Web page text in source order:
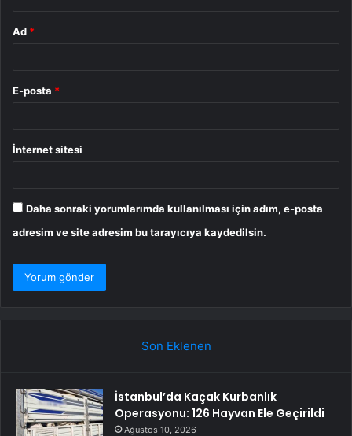
Ad *
E-posta *
İnternet sitesi
Daha sonraki yorumlarımda kullanılması için adım, e-posta
adresim ve site adresim bu tarayıcıya kaydedilsin.
Son Eklenen
İstanbul’da Kaçak Kurbanlık
Operasyonu: 126 Hayvan Ele Geçirildi
Ağustos 10, 2026